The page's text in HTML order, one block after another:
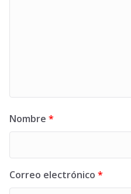
Nombre *
Correo electrónico *